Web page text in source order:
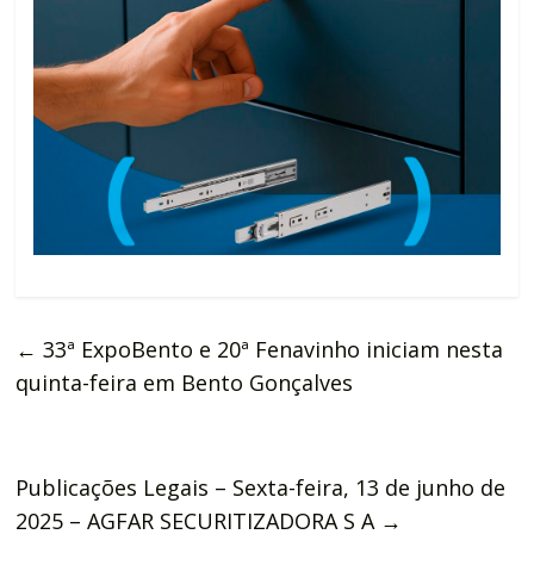
← 33ª ExpoBento e 20ª Fenavinho iniciam nesta
quinta-feira em Bento Gonçalves
Publicações Legais – Sexta-feira, 13 de junho de
2025 – AGFAR SECURITIZADORA S A →